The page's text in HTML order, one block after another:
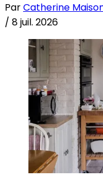
ParCatherine
/ 8 juil. 2026